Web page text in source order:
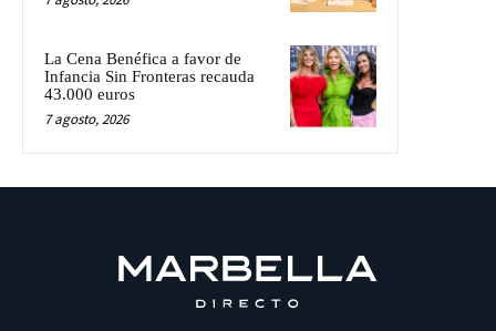
La Cena Benéfica a favor de
Infancia Sin Fronteras recauda
43.000 euros
7 agosto, 2026